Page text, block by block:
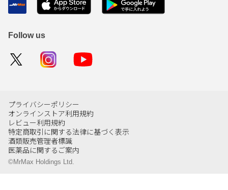
Follow us
プライバシーポリシー
オンラインストア利用規約
レビュー利用規約
特定商取引に関する法律に基づく表示
酒類販売管理者標識
医薬品に関するご案内
©MrMax Holdings Ltd.